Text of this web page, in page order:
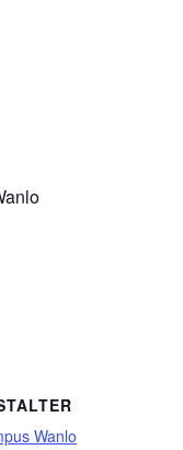
Wanlo